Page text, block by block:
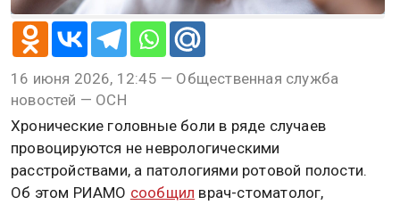
16 июня 2026, 12:45 — Общественная служба
новостей — ОСН
Хронические головные боли в ряде случаев
провоцируются не неврологическими
расстройствами, а патологиями ротовой полости.
Об этом РИАМО сообщил врач-стоматолог,